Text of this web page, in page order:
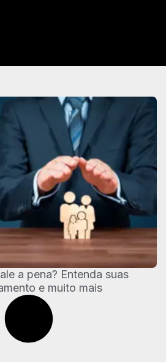
a pena? Entenda suas
e muito mais